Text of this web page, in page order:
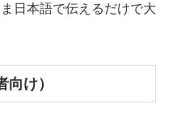
日本語で伝えるだけで大
け）